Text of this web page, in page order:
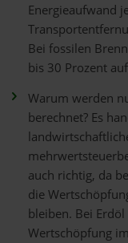
Energieaufwand
Bei fossilen
bis 30 Prozent
Warum werden
berechnet? Es
auch richtig, da
die
bleiben. Bei
Wertschöpfung